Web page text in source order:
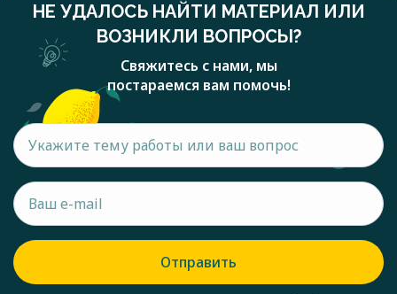
НЕ УДАЛОСЬ НАЙТИ МАТЕРИАЛ ИЛИ
ВОЗНИКЛИ ВОПРОСЫ?
Свяжитесь с нами, мы
постараемся вам помочь!
Отправить